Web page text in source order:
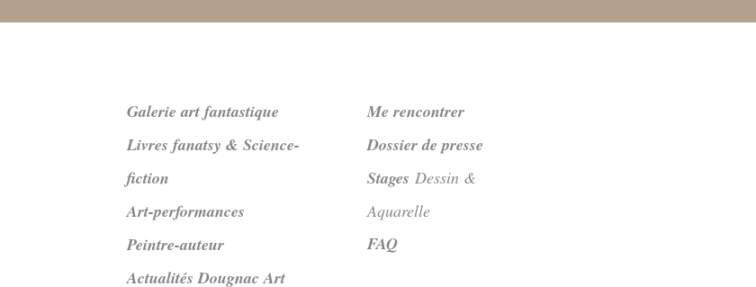
Galerie art fantastique
Livres fanatsy & Science-
fiction
Art-performances
Peintre-auteur
Actualités Dougnac Art
Me rencontrer
Dossier de presse
Stages Dessin &
Aquarelle
FAQ